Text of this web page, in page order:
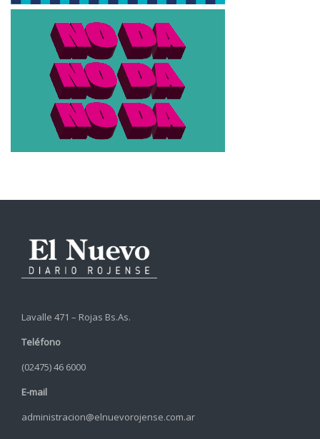
Lavalle 471 – Rojas Bs.As.
Teléfono
(02475) 46 6000
E-mail
administracion@elnuevorojense.com.ar